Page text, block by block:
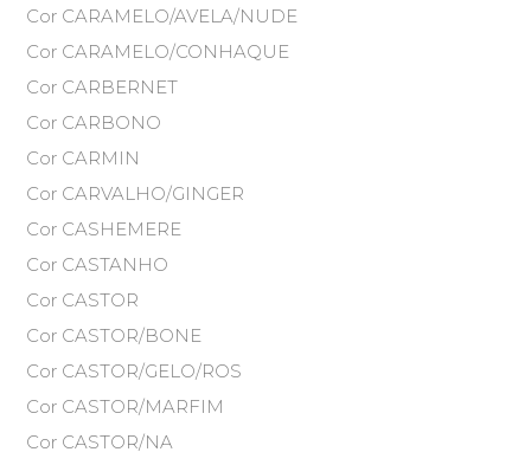
Cor CARAMELO/AVELA/NUDE
Cor CARAMELO/CONHAQUE
Cor CARBERNET
Cor CARBONO
Cor CARMIN
Cor CARVALHO/GINGER
Cor CASHEMERE
Cor CASTANHO
Cor CASTOR
Cor CASTOR/BONE
Cor CASTOR/GELO/ROS
Cor CASTOR/MARFIM
Cor CASTOR/NA